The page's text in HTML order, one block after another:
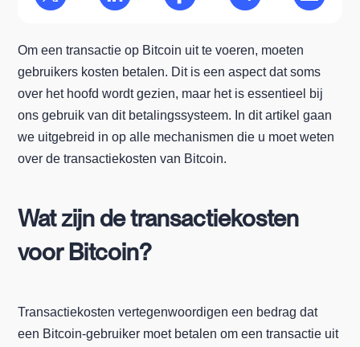
Om een transactie op Bitcoin uit te voeren, moeten
gebruikers kosten betalen. Dit is een aspect dat soms
over het hoofd wordt gezien, maar het is essentieel bij
ons gebruik van dit betalingssysteem. In dit artikel gaan
we uitgebreid in op alle mechanismen die u moet weten
over de transactiekosten van Bitcoin.
Wat zijn de transactiekosten
voor Bitcoin?
Transactiekosten vertegenwoordigen een bedrag dat
een Bitcoin-gebruiker moet betalen om een transactie uit